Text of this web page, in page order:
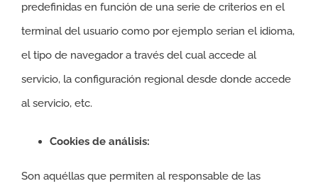
predefinidas en función de una serie de criterios en el
terminal del usuario como por ejemplo serian el idioma,
el tipo de navegador a través del cual accede al
servicio, la configuración regional desde donde accede
al servicio, etc.
Cookies de análisis:
Son aquéllas que permiten al responsable de las